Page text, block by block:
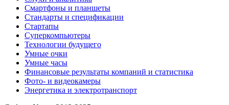
Смартфоны и планшеты
Стандарты и спецификации
Стартапы
Суперкомпьютеры
Технологии будущего
Умные очки
Умные часы
Финансовые результаты компаний и статистика
Фото- и видеокамеры
Энергетика и электротранспорт